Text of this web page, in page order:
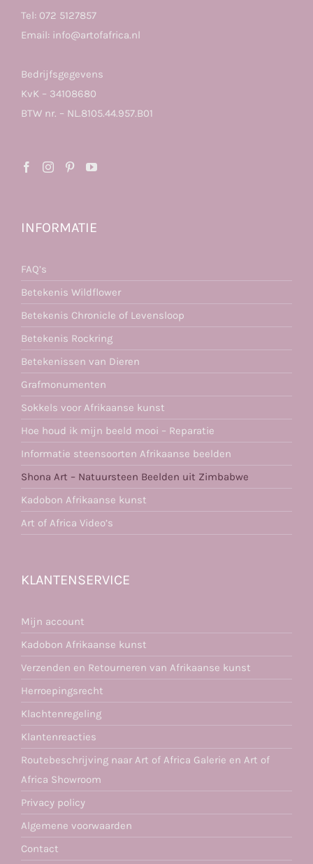
Tel: 072 5127857
Email: info@artofafrica.nl
Bedrijfsgegevens
KvK – 34108680
BTW nr. – NL.8105.44.957.B01
INFORMATIE
FAQ’s
Betekenis Wildflower
Betekenis Chronicle of Levensloop
Betekenis Rockring
Betekenissen van Dieren
Grafmonumenten
Sokkels voor Afrikaanse kunst
Hoe houd ik mijn beeld mooi – Reparatie
Informatie steensoorten Afrikaanse beelden
Shona Art – Natuursteen Beelden uit Zimbabwe
Kadobon Afrikaanse kunst
Art of Africa Video’s
KLANTENSERVICE
Mijn account
Kadobon Afrikaanse kunst
Verzenden en Retourneren van Afrikaanse kunst
Herroepingsrecht
Klachtenregeling
Klantenreacties
Routebeschrijving naar Art of Africa Galerie en Art of
Africa Showroom
Privacy policy
Algemene voorwaarden
Contact